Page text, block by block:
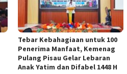
Tebar Kebahagiaan untuk 100
Penerima Manfaat, Kemenag
Pulang Pisau Gelar Lebaran
Anak Yatim dan Difabel 1448 H